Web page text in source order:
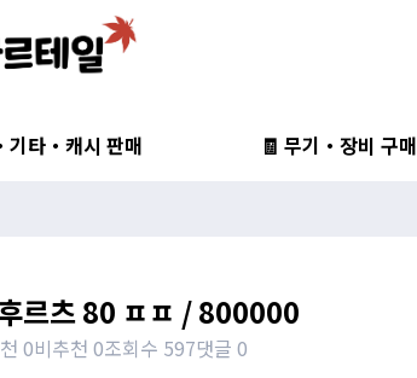
기타・캐시 판매 🧾 무기・장비 구매
르츠 80 ㅍㅍ / 800000
0비추천 0조회수 597댓글 0